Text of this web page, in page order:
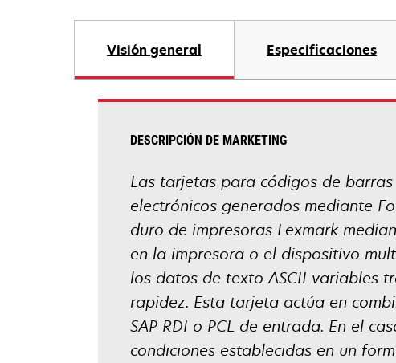
Visión general Especificaciones
DESCRIPCIÓN DE MARKETING
Las tarjetas para códigos de
electrónicos generados mediante
duro de impresoras Lexmark
en la impresora o el dispositivo
los datos de texto ASCII variables
rapidez. Esta tarjeta actúa en
SAP RDI o PCL de entrada. En el
condiciones establecidas en un